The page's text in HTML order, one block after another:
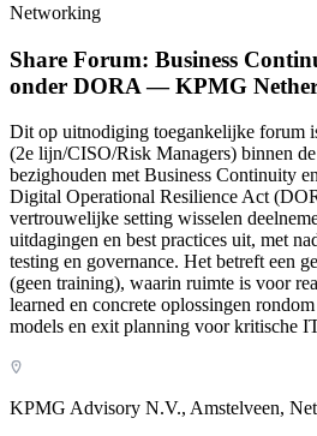
Networking
Share Forum: Business
onder DORA — KPMG
Dit op uitnodiging toegankelijke forum
(2e lijn/CISO/Risk Managers) binnen
bezighouden met Business Continuity
Digital Operational Resilience Act
vertrouwelijke setting wisselen
uitdagingen en best practices uit, met
testing en governance. Het betreft een
(geen training), waarin ruimte is voor
learned en concrete oplossingen
models en exit planning voor kritische
KPMG Advisory N.V., Amstelveen,